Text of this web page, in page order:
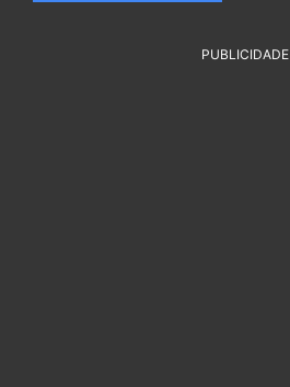
PUBLICIDADE